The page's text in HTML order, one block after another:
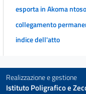
esporta in Akoma ntoso
collegamento
indice dell'atto
Realizzazione e gestione
Istituto Poligrafico e